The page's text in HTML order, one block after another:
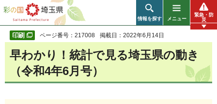
彩の国 埼玉県
情報を探す メニュー
緊急・防
災
ページ番号：217008 掲載日：2022年6月14日
早わかり！統計で見る埼玉県の動き
（令和4年6月号）